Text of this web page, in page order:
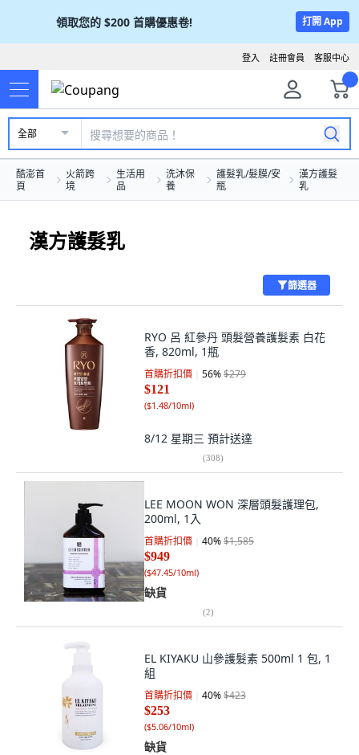
領取您的 $200 首購優惠卷! 打開 App
客服中心
註冊會員
登入
全部
酷澎首
頁
火箭跨
境
生活用
品
洗沐保
養
護髮乳/髮膜/安
瓶
漢方護髮
乳
漢方護髮乳
篩選器
RYO 呂 紅參丹 頭髮營養護髮素 白花
香, 820ml, 1瓶
首購折扣價 56%$279
$121
($1.48/10ml)
8/12 星期三 預計送達
(308)
LEE MOON WON 深層頭髮護理包,
200ml, 1入
首購折扣價 40%$1,585
$949
($47.45/10ml)
缺貨
(2)
EL KIYAKU 山參護髮素 500ml 1 包, 1
組
首購折扣價 40%$423
$253
($5.06/10ml)
缺貨